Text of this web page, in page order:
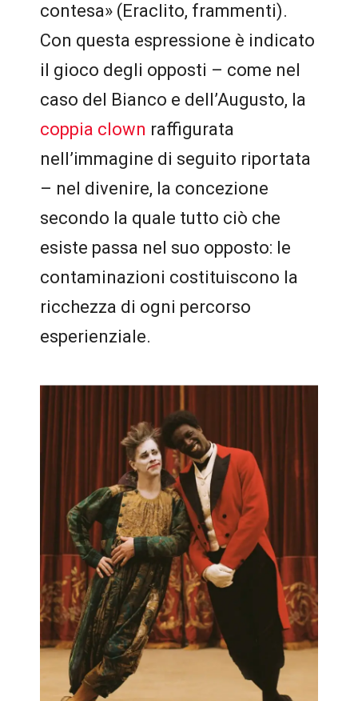
contesa» (Eraclito, frammenti).
Con questa espressione è indicato
il gioco degli opposti – come nel
caso del Bianco e dell’Augusto, la
coppia clown raffigurata
nell’immagine di seguito riportata
– nel divenire, la concezione
secondo la quale tutto ciò che
esiste passa nel suo opposto: le
contaminazioni costituiscono la
ricchezza di ogni percorso
esperienziale.